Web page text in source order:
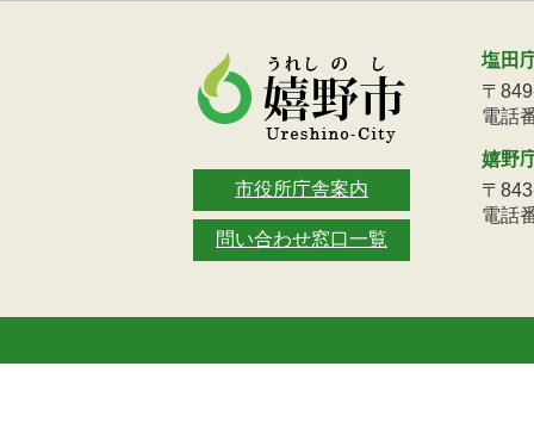
市役所庁舎案内
問い合わせ窓口一覧
塩田
〒
電話
嬉野
〒
電話